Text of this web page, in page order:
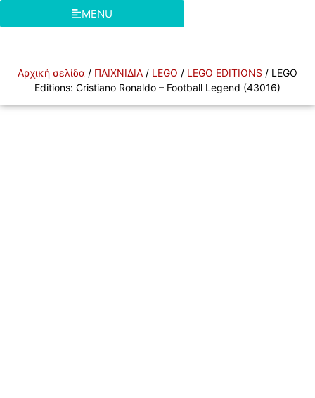
MENU
Αρχική σελίδα / ΠΑΙΧΝΙΔΙΑ / LEGO / LEGO EDITIONS / LEGO
Editions: Cristiano Ronaldo – Football Legend (43016)